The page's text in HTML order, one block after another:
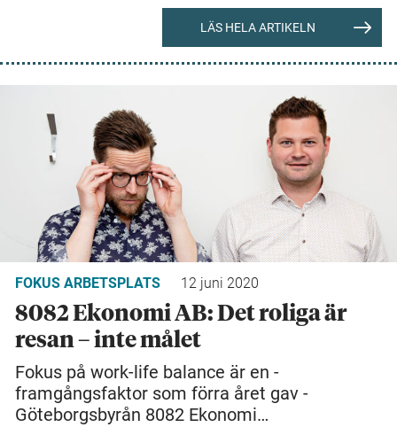
LÄS HELA ARTIKELN
FOKUS ARBETSPLATS 12 juni 2020
8082 Ekonomi AB: Det roliga är
resan – inte målet
Fokus på work-life balance är en ­
framgångsfaktor som förra året gav ­
Göteborgsbyrån 8082 Ekonomi…